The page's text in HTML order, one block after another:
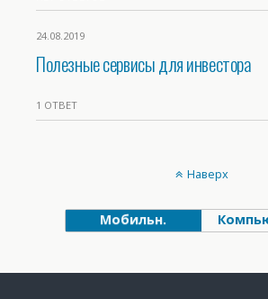
24.08.2019
Полезные сервисы для инвестора
1 ОТВЕТ
Наверх
Мобильн.